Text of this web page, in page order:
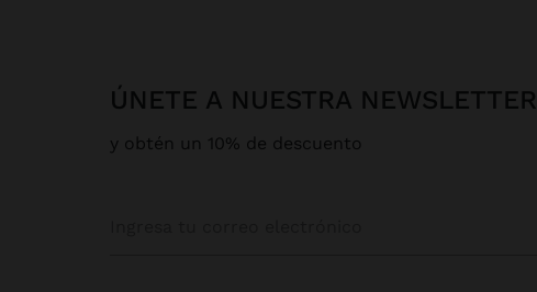
ÚNETE A NUESTRA NEWSLETTER
y obtén un 10% de descuento